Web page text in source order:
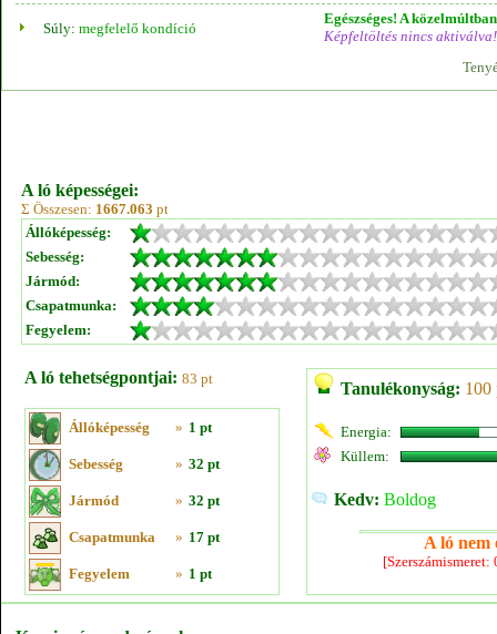
Súly: megfelelő kondíció
Egészséges! A
Képfeltöltés nincs aktiválva!
A ló képességei:
Σ Összesen: 1667.063 pt
Állóképesség:
Sebesség:
Jármód:
Csapatmunka:
Fegyelem:
A ló tehetségpontjai: 83 pt
Állóképesség » 1 pt
Sebesség » 32 pt
Jármód » 32 pt
Csapatmunka » 17 pt
Fegyelem » 1 pt
Tanulékonyság: 100
Energia:
Küllem:
Kedv: Boldog
A ló nem